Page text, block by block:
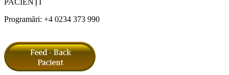
PACIENȚI
Programări: +4 0234 373 990